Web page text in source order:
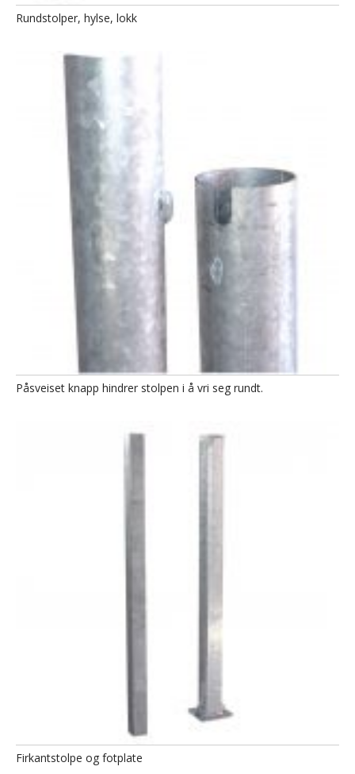
Rundstolper, hylse, lokk
Påsveiset knapp hindrer stolpen i å vri seg rundt.
Firkantstolpe og fotplate